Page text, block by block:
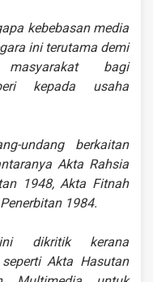
kebebasan media
ini terutama demi
masyarakat bagi
kepada usaha
undang berkaitan
Akta Rahsia
1948, Akta Fitnah
1984.
dikritik kerana
Akta Hasutan